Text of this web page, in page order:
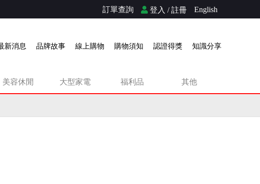
美容休閒 大型家電 福利品 其他
訂單查詢 登入 / 註冊 English
新消息 品牌故事 線上購物 購物須知 認證得獎 知識分享